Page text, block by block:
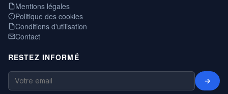
Mentions légales
Politique des cookies
Conditions d'utilisation
Contact
RESTEZ INFORMÉ
→